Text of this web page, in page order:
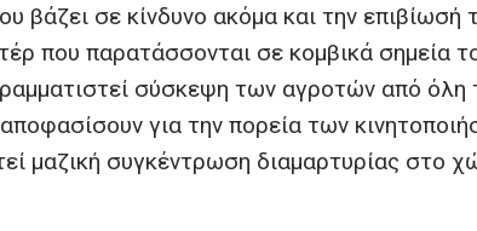
βάζει σε κίνδυνο ακόμα και την επιβίωσή
που παρατάσσονται σε κομβικά σημεία
σύσκεψη των αγροτών από
για την πορεία των
μαζική συγκέντρωση διαμαρτυρίας στο